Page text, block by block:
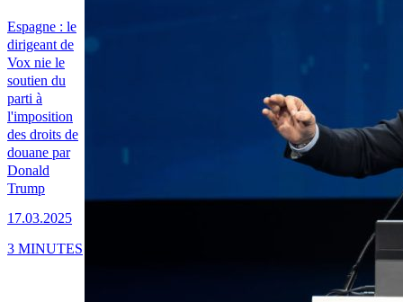
Espagne : le
dirigeant de
Vox nie le
soutien du
parti à
l'imposition
des droits de
douane par
Donald
Trump
17.03.2025
3 MINUTES